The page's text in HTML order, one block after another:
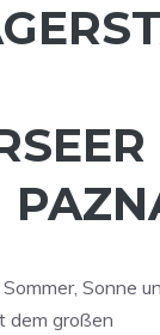
Sonne
dem großen